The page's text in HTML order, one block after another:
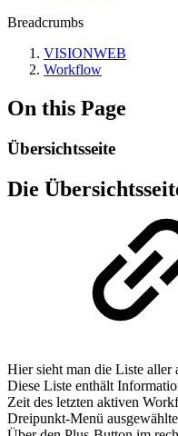
Breadcrumbs
VISIONWEB
Workflow
On this Page
Übersichtsseite
Die
Hier sieht man die Liste
Diese Liste enthält
Zeit des letzten aktiven
Dreipunkt-Menü